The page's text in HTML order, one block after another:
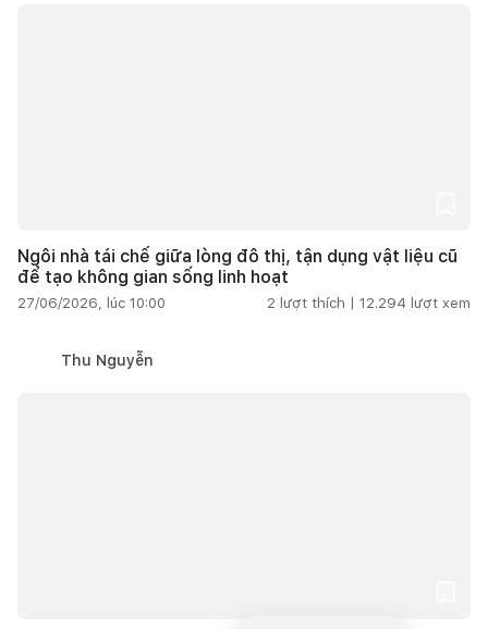
Ngôi nhà tái chế giữa lòng đô thị, tận dụng vật liệu cũ
để tạo không gian sống linh hoạt
27/06/2026, lúc 10:00 2 lượt thích | 12.294 lượt xem
Thu Nguyễn